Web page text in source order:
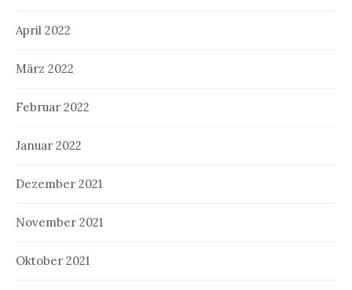
April 2022
März 2022
Februar 2022
Januar 2022
Dezember 2021
November 2021
Oktober 2021